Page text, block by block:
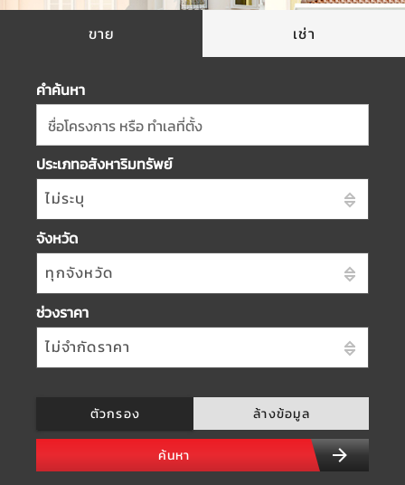
ขาย เช่า
คำค้นหา
ชื่อโครงการ หรือ ทำเลที่ตั้ง
ประเภทอสังหาริมทรัพย์
ไม่ระบุ
จังหวัด
ทุกจังหวัด
ช่วงราคา
ไม่จำกัดราคา
ตัวกรอง ล้างข้อมูล
ค้นหา